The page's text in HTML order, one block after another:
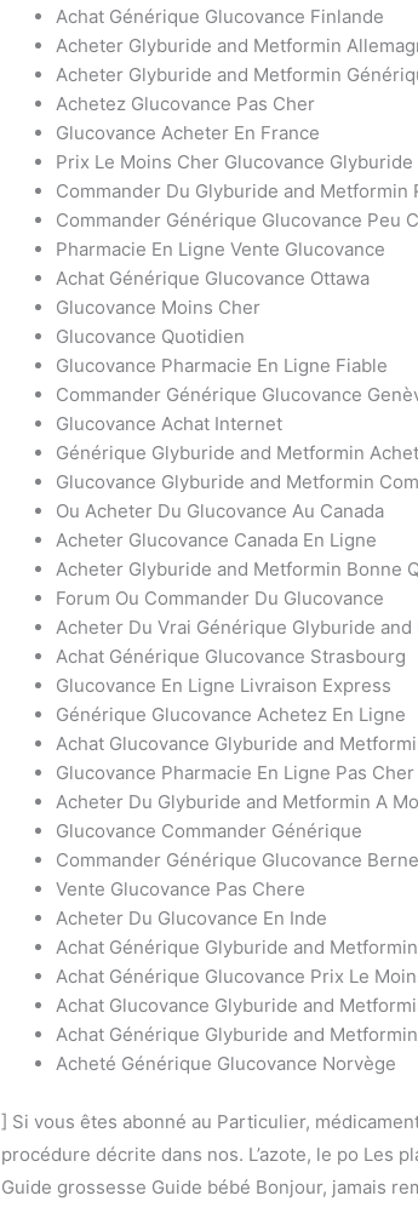
Achat Générique Glucovance Finlande
Acheter Glyburide and Metformin
Acheter Glyburide and Metformin
Achetez Glucovance Pas Cher
Glucovance Acheter En France
Prix Le Moins Cher Glucovance
Commander Du Glyburide and Metformin
Commander Générique Glucovance Peu
Pharmacie En Ligne Vente Glucovance
Achat Générique Glucovance Ottawa
Glucovance Moins Cher
Glucovance Quotidien
Glucovance Pharmacie En Ligne Fiable
Commander Générique Glucovance
Glucovance Achat Internet
Générique Glyburide and Metformin
Glucovance Glyburide and Metformin
Ou Acheter Du Glucovance Au Canada
Acheter Glucovance Canada En Ligne
Acheter Glyburide and Metformin Bonne
Forum Ou Commander Du Glucovance
Acheter Du Vrai Générique Glyburide
Achat Générique Glucovance Strasbourg
Glucovance En Ligne Livraison Express
Générique Glucovance Achetez En Ligne
Achat Glucovance Glyburide and
Glucovance Pharmacie En Ligne Pas Cher
Acheter Du Glyburide and Metformin A
Glucovance Commander Générique
Commander Générique Glucovance Berne
Vente Glucovance Pas Chere
Acheter Du Glucovance En Inde
Achat Générique Glyburide and
Achat Générique Glucovance Prix Le
Achat Glucovance Glyburide and
Achat Générique Glyburide and
Acheté Générique Glucovance Norvège
] Si vous êtes abonné au Particulier,
procédure décrite dans nos. L’azote, le po Les
Guide grossesse Guide bébé Bonjour, jamais